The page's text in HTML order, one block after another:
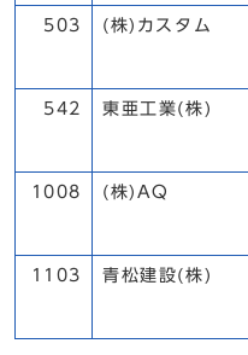
503 (株)カスタム
542 東亜工業(株)
1008 (株)AQ
1103 青松建設(株)